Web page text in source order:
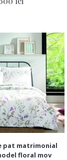
pat matrimonial
floral mov